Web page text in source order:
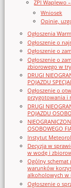
ZPI Waplewo
Wniosek
Opinie,
Ogłoszenia
Ogłoszenie o
Ogłoszenie o
Ogłoszenie o
zbiorowego w
DRUGI
POJAZDU
Ogłoszenie o
przygotowania i
DRUGI
POJAZDU
OSOBOWEGO
Instytut
Decyzja w
w wodę i
Ogólny schemat
warunków
alkoholowych w
Ogłoszenie o